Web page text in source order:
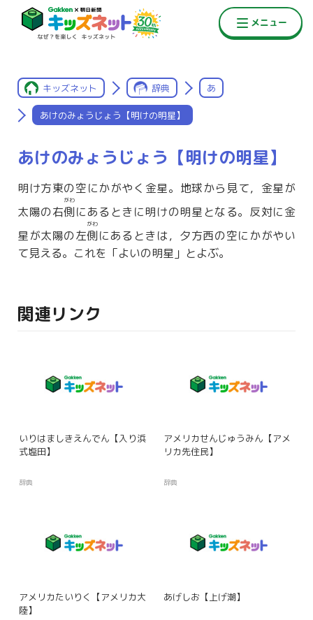
キッズネット 辞典 あ
あけのみょうじょう【明けの明星】
あけのみょうじょう【明けの明星】
明け方東の空にかがやく金星。地球から見て，金星が
太陽の右側
がわ
にあるときに明けの明星となる。反対に金
星が太陽の左側
がわ
にあるときは，夕方西の空にかがやい
て見える。これを「よいの明星」とよぶ。
関連リンク
いりはましきえんでん【入り浜
式塩田】
辞典
アメリカせんじゅうみん【アメ
リカ先住民】
辞典
アメリカたいりく【アメリカ大
陸】
あげしお【上げ潮】